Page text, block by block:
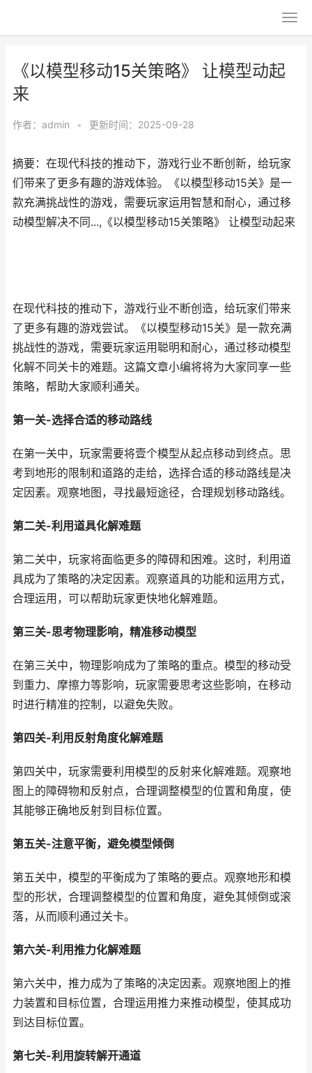
《以模型移动15关策略》 让模型动起
来
作者： admin • 更新时间：2025-09-28
摘要：在现代科技的推动下，游戏行业不断创新，给玩家
们带来了更多有趣的游戏体验。《以模型移动15关》是一
款充满挑战性的游戏，需要玩家运用智慧和耐心，通过移
动模型解决不同...,《以模型移动15关策略》 让模型动起来
在现代科技的推动下，游戏行业不断创造，给玩家们带来
了更多有趣的游戏尝试。《以模型移动15关》是一款充满
挑战性的游戏，需要玩家运用聪明和耐心，通过移动模型
化解不同关卡的难题。这篇文章小编将将为大家同享一些
策略，帮助大家顺利通关。
第一关-选择合适的移动路线
在第一关中，玩家需要将壹个模型从起点移动到终点。思
考到地形的限制和道路的走给，选择合适的移动路线是决
定因素。观察地图，寻找最短途径，合理规划移动路线。
第二关-利用道具化解难题
第二关中，玩家将面临更多的障碍和困难。这时，利用道
具成为了策略的决定因素。观察道具的功能和运用方式，
合理运用，可以帮助玩家更快地化解难题。
第三关-思考物理影响，精准移动模型
在第三关中，物理影响成为了策略的重点。模型的移动受
到重力、摩擦力等影响，玩家需要思考这些影响，在移动
时进行精准的控制，以避免失败。
第四关-利用反射角度化解难题
第四关中，玩家需要利用模型的反射来化解难题。观察地
图上的障碍物和反射点，合理调整模型的位置和角度，使
其能够正确地反射到目标位置。
第五关-注意平衡，避免模型倾倒
第五关中，模型的平衡成为了策略的要点。观察地形和模
型的形状，合理调整模型的位置和角度，避免其倾倒或滚
落，从而顺利通过关卡。
第六关-利用推力化解难题
第六关中，推力成为了策略的决定因素。观察地图上的推
力装置和目标位置，合理运用推力来推动模型，使其成功
到达目标位置。
第七关-利用旋转解开通道